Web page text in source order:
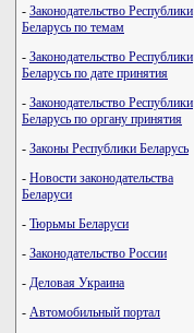
- Законодательство Республики
Беларусь по темам
- Законодательство Республики
Беларусь по дате принятия
- Законодательство Республики
Беларусь по органу принятия
- Законы Республики Беларусь
- Новости законодательства
Беларуси
- Тюрьмы Беларуси
- Законодательство России
- Деловая Украина
- Автомобильный портал